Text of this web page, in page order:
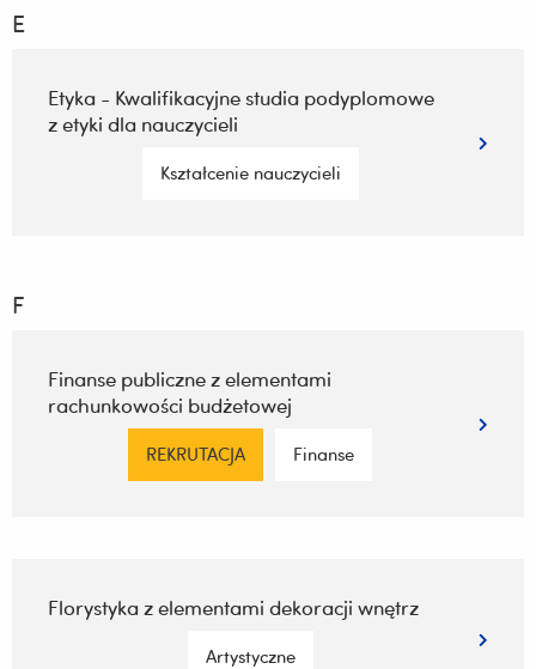
E
Etyka - Kwalifikacyjne studia podyplomowe
z etyki dla nauczycieli
Kształcenie nauczycieli
F
Finanse publiczne z elementami
rachunkowości budżetowej
REKRUTACJA Finanse
Florystyka z elementami dekoracji wnętrz
Artystyczne